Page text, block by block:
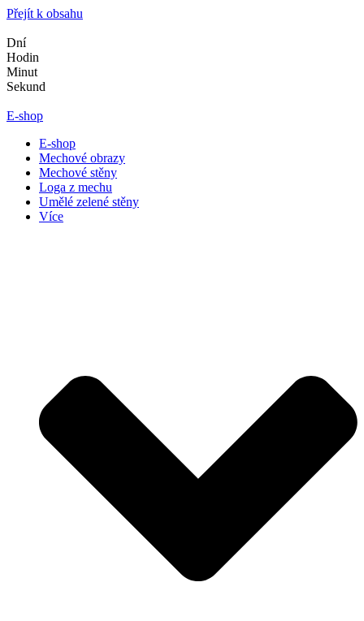
Přejít k obsahu
Dní
Hodin
Minut
Sekund
E-shop
E-shop
Mechové obrazy
Mechové stěny
Loga z mechu
Umělé zelené stěny
Více